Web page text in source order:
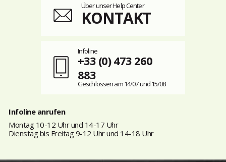
Über unser Help Center
KONTAKT
Infoline
+33 (0) 473 260
883
Geschlossen am 14/07 und 15/08
Infoline anrufen
Montag 10-12 Uhr und 14-17 Uhr
Dienstag bis Freitag 9-12 Uhr und 14-18 Uhr